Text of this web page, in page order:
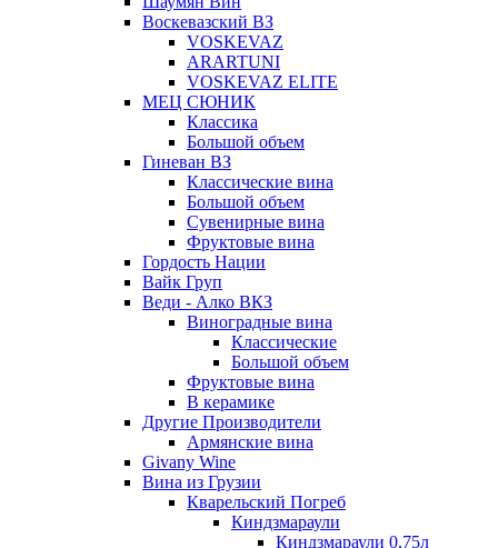
Воскевазский ВЗ
VOSKEVAZ
ARARTUNI
VOSKEVAZ ELITE
МЕЦ СЮНИК
Классика
Большой объем
Гиневан ВЗ
Классические вина
Большой объем
Сувенирные вина
Фруктовые вина
Гордость Нации
Вайк Груп
Веди - Алко ВКЗ
Виноградные вина
Классические
Большой объем
Фруктовые вина
В керамике
Другие Производители
Армянские вина
Givany Wine
Вина из Грузии
Кварельский Погреб
Киндзмараули
Киндзмараули 0,75л